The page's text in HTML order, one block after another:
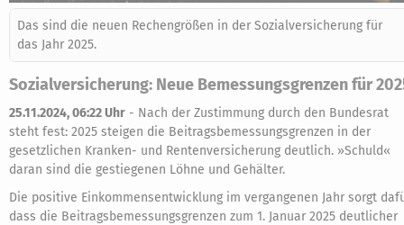
Das sind die neuen Rechengrößen in der Sozialversicherung für
das Jahr 2025.
Sozialversicherung: Neue Bemessungsgrenzen für
25.11.2024, 06:22 Uhr - Nach der Zustimmung durch den Bundesrat
steht fest: 2025 steigen die Beitragsbemessungsgrenzen in der
gesetzlichen Kranken- und Rentenversicherung deutlich. »Schuld«
daran sind die gestiegenen Löhne und Gehälter.
Die positive Einkommensentwicklung im vergangenen Jahr sorgt
dass die Beitragsbemessungsgrenzen zum 1. Januar 2025 deutlicher